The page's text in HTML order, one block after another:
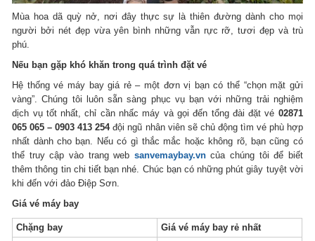
Mùa hoa dã quỳ nở, nơi đây thực sự là thiên đường dành cho mọi
người bởi nét đẹp vừa yên bình những vẫn rực rỡ, tươi đẹp và trù
phú.
Nếu bạn gặp khó khăn trong quá trình đặt vé
Hệ thống vé máy bay giá rẻ – một đơn vị bạn có thể “chọn mặt gửi
vàng”. Chúng tôi luôn sẵn sàng phục vụ bạn với những trải nghiệm
dịch vụ tốt nhất, chỉ cần nhấc máy và gọi đến tổng đài đặt vé 02871
065 065 – 0903 413 254đội ngũ nhân viên sẽ chủ động tìm vé phù hợp
nhất dành cho bạn. Nếu có gì thắc mắc hoặc không rõ, bạn cũng có
thể truy cập vào trang web sanvemaybay.vncủa chúng tôi để biết
thêm thông tin chi tiết bạn nhé. Chúc bạn có những phút giây tuyệt vời
khi đến với đảo Điệp Sơn.
Giá vé máy bay
Chặng bay
Giá vé máy bay rẻ nhất